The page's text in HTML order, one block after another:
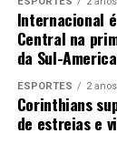
Internacional
Central na
da Sul-
ESPORTES 2
Corinthians
de estreias e